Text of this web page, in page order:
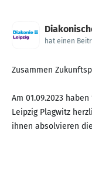
hat einen
Zusammen
Am 01.09.2023
Leipzig Plagwitz
ihnen absolvieren